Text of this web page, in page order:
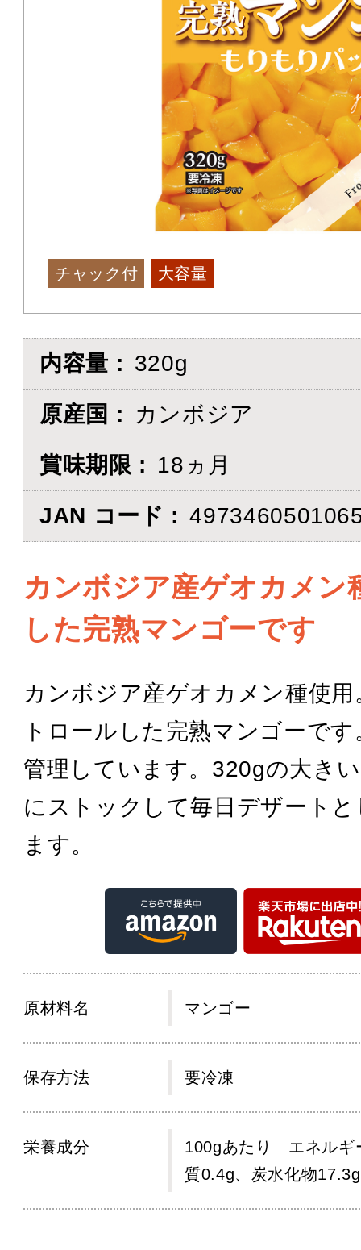
チャック付 大容量
内容量 320g
原産国 カンボジア
賞味期限 18ヵ月
JAN コード
カンボジア産ゲオカメン
した完熟マンゴーです
カンボジア産ゲオカメン種使
トロールした完熟マンゴーで
管理しています。320gの大き
にストックして毎日デザート
ます。
原材料名 マンゴー
保存方法 要冷凍
栄養成分
100gあたり エネルギ
質0.4g、炭水化物